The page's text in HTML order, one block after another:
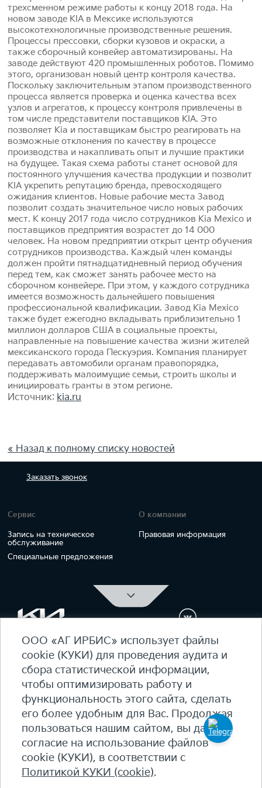
трехсменном режиме работы к концу 2018 года. На
новом заводе KIA в Мексике используются
высокотехнологичные производственные решения.
Процессы прессовки, сборки кузовов и окраски, а
также сборочный конвейер автоматизированы. На
заводе действуют 420 промышленных роботов. Помимо
этого, организован новый центр контроля качества.
Поскольку заключительным этапом производственного
процесса является проверка и оценка качества всех
узлов и агрегатов, к процессу контроля привлечены в
том числе представители поставщиков KIA. Это
позволяет Kia и поставщикам быстро реагировать на
возможные отклонения по качеству в процессе
производства и накапливать опыт и лучшие практики
на будущее. Такая схема работы станет основой для
постоянного улучшения качества продукции и позволит
KIA укрепить репутацию бренда, превосходящего
ожидания клиентов. Новые рабочие места Завод
позволит создать значительное число новых рабочих
мест. К концу 2017 года число сотрудников Kia Mexico и
поставщиков предприятия возрастет до 14 000
человек. На новом предприятии открыт центр обучения
сотрудников производства. Каждый член команды
должен пройти пятнадцатидневный период обучения
перед тем, как сможет занять рабочее место на
сборочном конвейере. При этом, у каждого сотрудника
имеется возможность дальнейшего повышения
профессиональной квалификации. Завод Kia Mexico
также будет ежегодно вкладывать приблизительно 1
миллион долларов США в социальные проекты,
направленные на повышение качества жизни жителей
мексиканского города Пескуэрия. Компания планирует
передавать автомобили органам правопорядка,
поддерживать малоимущие семьи, строить школы и
инициировать гранты в этом регионе.
Источник: kia.ru
« Назад к полному списку новостей
Заказать звонок
Сервис
Запись на техническое
обслуживание
Специальные предложения
О компании
Правовая информация
ОФИЦИАЛЬНЫЙ ДИЛЕР Kia Ирбис
ежедневно 09:00 - 21:00
7 (495) 476-39-64
Карта сайта
Политика конфиденциальности
Политика КУКИ (cookie)
+7(495) 644-18-18
© 2026 Студеный пр-д, 7Б - 90 км МКАД, внутренняя
сторона​
ООО «АГ ИРБИС» использует файлы
cookie (КУКИ) для проведения аудита и
сбора статистической информации,
чтобы оптимизировать работу и
функциональность этого сайта, сделать
его более удобным для Вас. Продолжая
пользоваться нашим сайтом, вы даете
согласие на использование файлов
cookie (КУКИ), в соответствии с
Политикой КУКИ (cookie).